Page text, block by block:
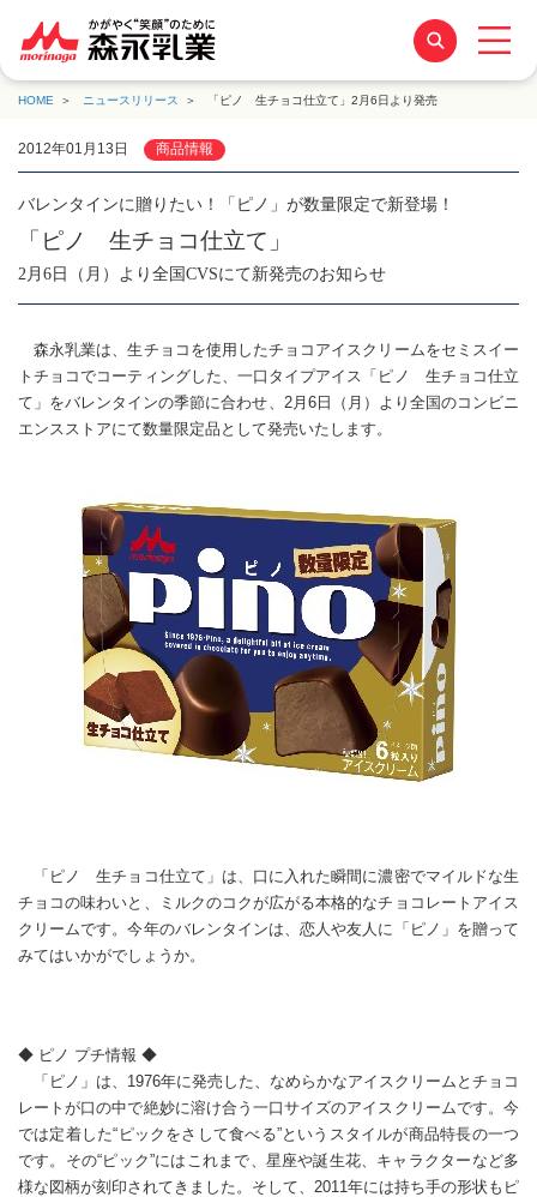
HOME ニュースリリース 「ピノ 生チョコ仕立て」2月6日より発売
2012年01月13日 商品情報
バレンタインに贈りたい！「ピノ」が数量限定で新登場！
「ピノ 生チョコ仕立て」
2月6日（月）より全国CVSにて新発売のお知らせ
森永乳業は、生チョコを使用したチョコアイスクリームをセミスイー
トチョコでコーティングした、一口タイプアイス「ピノ 生チョコ仕立
て」をバレンタインの季節に合わせ、2月6日（月）より全国のコンビニ
エンスストアにて数量限定品として発売いたします。
「ピノ 生チョコ仕立て」は、口に入れた瞬間に濃密でマイルドな生
チョコの味わいと、ミルクのコクが広がる本格的なチョコレートアイス
クリームです。今年のバレンタインは、恋人や友人に「ピノ」を贈って
みてはいかがでしょうか。
◆ ピノ プチ情報 ◆
「ピノ」は、1976年に発売した、なめらかなアイスクリームとチョコ
レートが口の中で絶妙に溶け合う一口サイズのアイスクリームです。今
では定着した“ピックをさして食べる”というスタイルが商品特長の一つ
です。その“ピック”にはこれまで、星座や誕生花、キャラクターなど多
様な図柄が刻印されてきました。そして、2011年には持ち手の形状もピ